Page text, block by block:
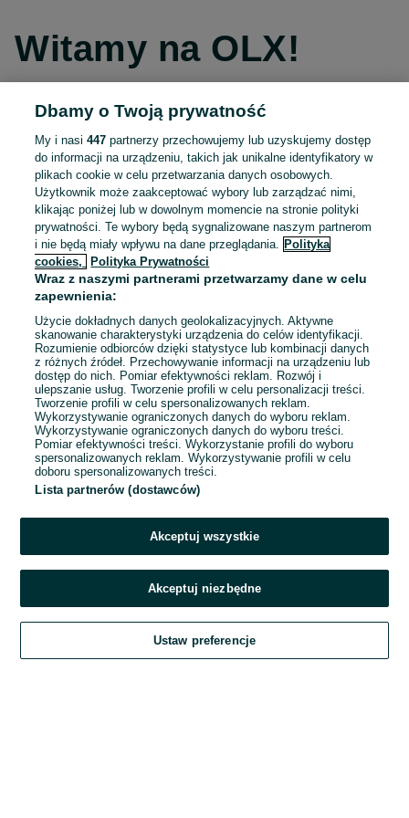
Witamy na OLX!
Kontynuuj przez Facebooka
Kontynuuj przez konto Apple
Kontynuuj przez konto Google
LUB
E-mail
Hasło
Zaloguj się
Kontynuując za pośrednictwem jednego z dostawców wskazanych powyżej,
OLX.pl w jego aktualnym brzmieniu.
Dbamy o Twoją prywatność
My i nasi447 partnerzy przechowujemy lub uzyskujemy dostęp
do informacji na urządzeniu, takich jak unikalne identyfikatory w
plikach cookie w celu przetwarzania danych osobowych.
Użytkownik może zaakceptować wybory lub zarządzać nimi,
klikając poniżej lub w dowolnym momencie na stronie polityki
prywatności. Te wybory będą sygnalizowane naszym partnerom
i nie będą miały wpływu na dane przeglądania.
Polityka
cookies,
Polityka Prywatności
Wraz z naszymi partnerami przetwarzamy dane w celu
zapewnienia:
Użycie dokładnych danych geolokalizacyjnych. Aktywne
skanowanie charakterystyki urządzenia do celów identyfikacji.
Rozumienie odbiorców dzięki statystyce lub kombinacji danych
z różnych źródeł. Przechowywanie informacji na urządzeniu lub
dostęp do nich. Pomiar efektywności reklam. Rozwój i
ulepszanie usług. Tworzenie profili w celu personalizacji treści.
Tworzenie profili w celu spersonalizowanych reklam.
Wykorzystywanie ograniczonych danych do wyboru reklam.
Wykorzystywanie ograniczonych danych do wyboru treści.
Pomiar efektywności treści. Wykorzystanie profili do wyboru
spersonalizowanych reklam. Wykorzystywanie profili w celu
doboru spersonalizowanych treści.
Lista partnerów (dostawców)
Akceptuj wszystkie
Akceptuj niezbędne
Ustaw preferencje